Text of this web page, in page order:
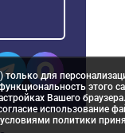
для
этого
Вашего браузера.
использование
политики